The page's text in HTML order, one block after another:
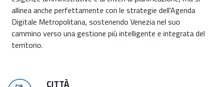
allinea anche perfettamente con le strategie dell'Agenda
Digitale Metropolitana, sostenendo Venezia nel suo
cammino verso una gestione più intelligente e integrata del
territorio.
CITTÀ